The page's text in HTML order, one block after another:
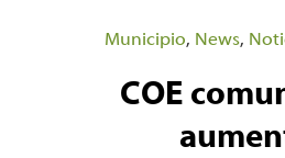
Municipio, News,
COE